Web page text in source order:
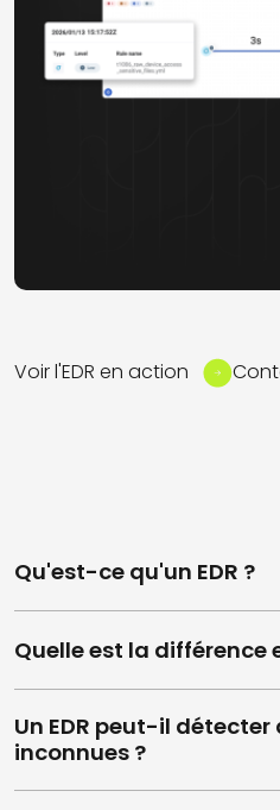
Voir l'EDR en action
Qu'est-ce qu'un EDR ?
Quelle est la différence
Un EDR peut-il
inconnues ?